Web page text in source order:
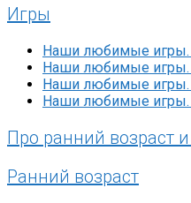
Игры
Наши любимые
Наши любимые игры.
Наши любимые игры.
Наши любимые игры.
Про ранний возраст
Ранний возраст